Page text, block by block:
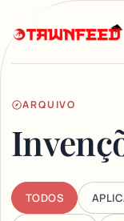
ARQUIVO
TODOS